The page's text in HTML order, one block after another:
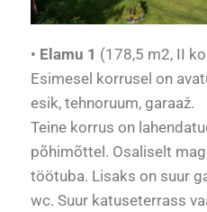
• Elamu 1 (178,5 m2, II
Esimesel korrusel on
esik, tehnoruum, garaaž.
Teine korrus on
põhimõttel. Osaliselt
töötuba. Lisaks on suur
wc. Suur katuseterrass